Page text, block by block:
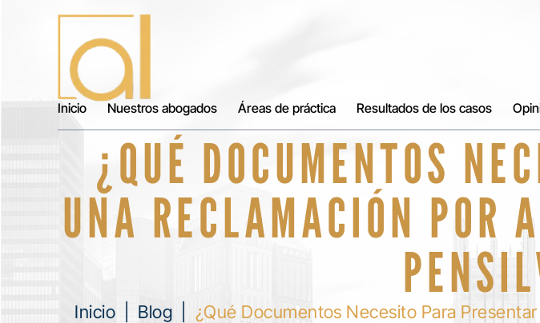
Inicio Nuestros abogados Áreas de práctica Resultados de los casos
¿QUÉ DOCUMENTOS
UNA RECLAMACIÓN POR
Inicio Blog ¿Qué Documentos Necesito Para